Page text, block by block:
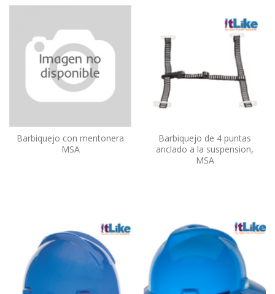
Barbiquejo con mentonera
MSA
Barbiquejo de 4 puntas
anclado a la suspension,
MSA